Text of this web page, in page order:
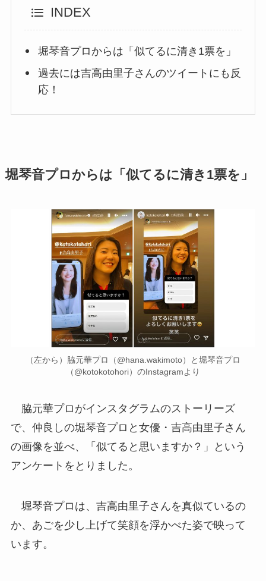
INDEX
堀琴音プロからは「似てるに清き1票を」
過去には吉高由里子さんのツイートにも反
応！
堀琴音プロからは「似てるに清き1票を」
（左から）脇元華プロ（@hana.wakimoto）と堀琴音プロ
（@kotokotohori）のInstagramより
脇元華プロがインスタグラムのストーリーズ
で、仲良しの堀琴音プロと女優・吉高由里子さん
の画像を並べ、「似てると思いますか？」という
アンケートをとりました。
堀琴音プロは、吉高由里子さんを真似ているの
か、あごを少し上げて笑顔を浮かべた姿で映って
います。